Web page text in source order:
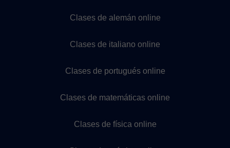
Clases de alemán online
Clases de italiano online
Clases de portugués online
Clases de matemáticas online
Clases de física online